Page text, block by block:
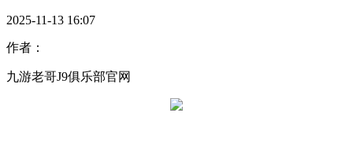
2025-11-13 16:07
作者：
九游老哥J9俱乐部官网